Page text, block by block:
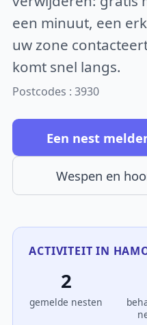
een minuut, een
uw zone
komt snel langs.
Postcodes : 3930
Een nest
Wespen en
ACTIVITEIT IN
2
gemelde nesten